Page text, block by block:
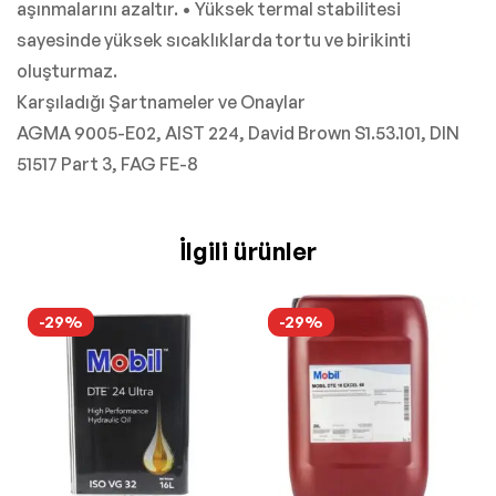
aşınmalarını azaltır. • Yüksek termal stabilitesi
sayesinde yüksek sıcaklıklarda tortu ve birikinti
oluşturmaz.
Karşıladığı Şartnameler ve Onaylar
AGMA 9005-E02, AIST 224, David Brown S1.53.101, DIN
51517 Part 3, FAG FE-8
İlgili ürünler
-29% -29%